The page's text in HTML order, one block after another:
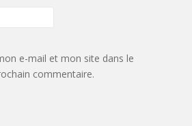
e-mail et mon site dans le
commentaire.